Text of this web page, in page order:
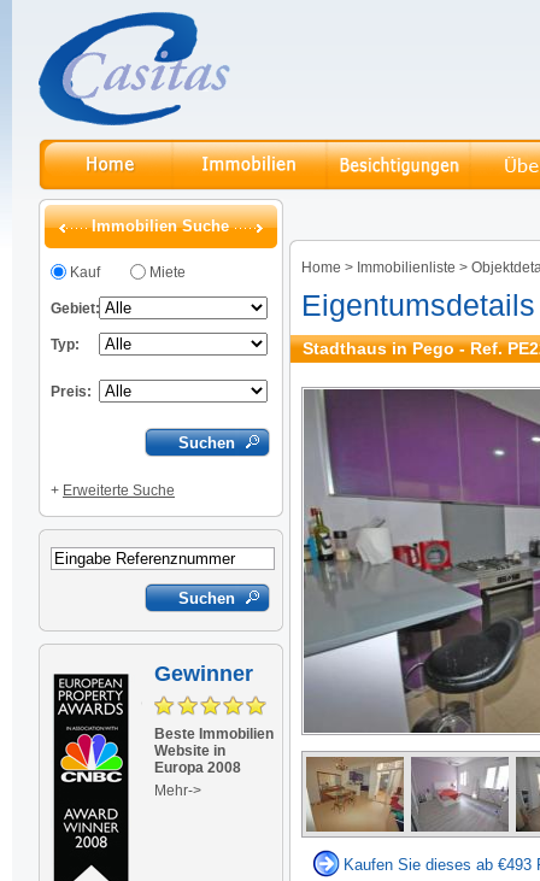
Immobilien Suche
Kauf Miete
Gebiet:
Typ:
Preis:
+ Erweiterte Suche
Gewinner
Beste Immobilien
Website in
Europa 2008
Mehr->
Home > Immobilienliste >
Eigentumsdetails
Stadthaus in Pego - Ref.
Kaufen Sie dieses ab €493